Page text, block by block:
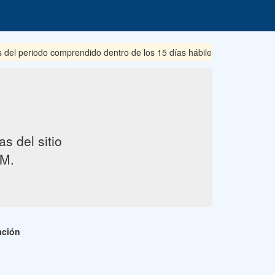
comprendido dentro de los 15 días hábiles posteriores a su
del sitio